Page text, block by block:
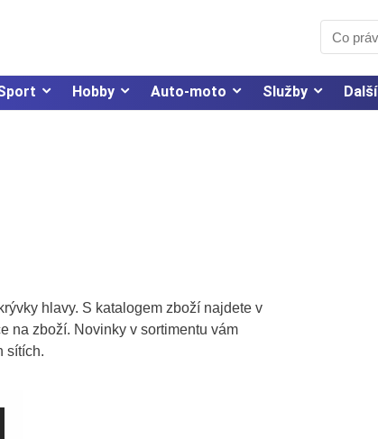
Hobby Auto-moto Služby Další
hlavy. S katalogem zboží najdete v
na zboží. Novinky v sortimentu vám
sítích.